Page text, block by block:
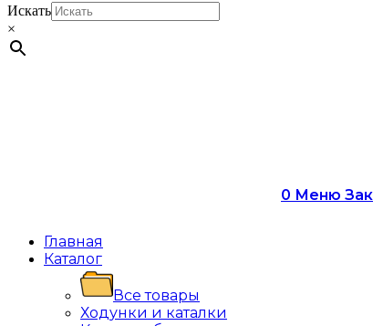
Искать
×
0 Меню
Главная
Каталог
Все товары
Ходунки и каталки